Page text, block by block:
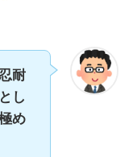
耐
し
め